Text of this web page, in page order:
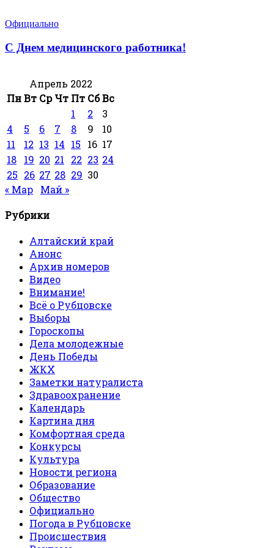
Официально
С Днем медицинского работника!
Апрель 2022
ПнВт Ср Чт Пт СбВс
1
2
3
4
5 6 7 8 9
10
11
12 13 14 15 16 17
18
19 20 21 22 23 24
25 26 27 28 29 30
« Мар
Май »
Рубрики
Алтайский край
Анонс
Архив номеров
Видео
Внимание!
Всё о Рубцовске
Выборы
Гороскопы
Дела молодежные
День Победы
ЖКХ
Заметки натуралиста
Здравоохранение
Календарь
Картина дня
Комфортная среда
Конкурсы
Культура
Новости региона
Образование
Общество
Официально
Погода в Рубцовске
Происшествия